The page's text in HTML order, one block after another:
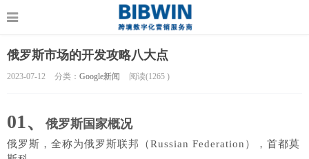
俄罗斯市场的开发攻略八大点
2023-07-12 分类： Google新闻 阅读(1265 )
01、 俄罗斯国家概况
俄罗斯，全称为俄罗斯联邦（Russian Federation），首都莫